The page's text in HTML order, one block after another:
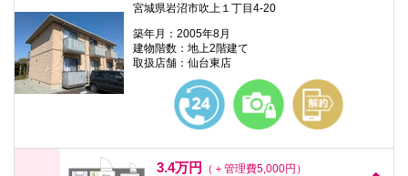
宮城県岩沼市吹上１丁目4-20
築年月：2005年8月
建物階数：地上2階建て
取扱店舗：仙台東店
3.4万円
（＋管理費5,000円）